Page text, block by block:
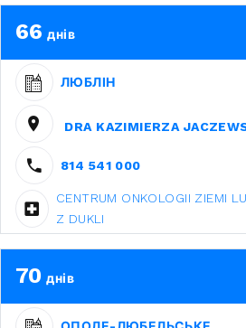
66 днів
ЛЮБЛІН
DRA KAZIMIERZA
814 541 000
CENTRUM ONKOLOGII ZIEMI
Z DUKLI
70 днів